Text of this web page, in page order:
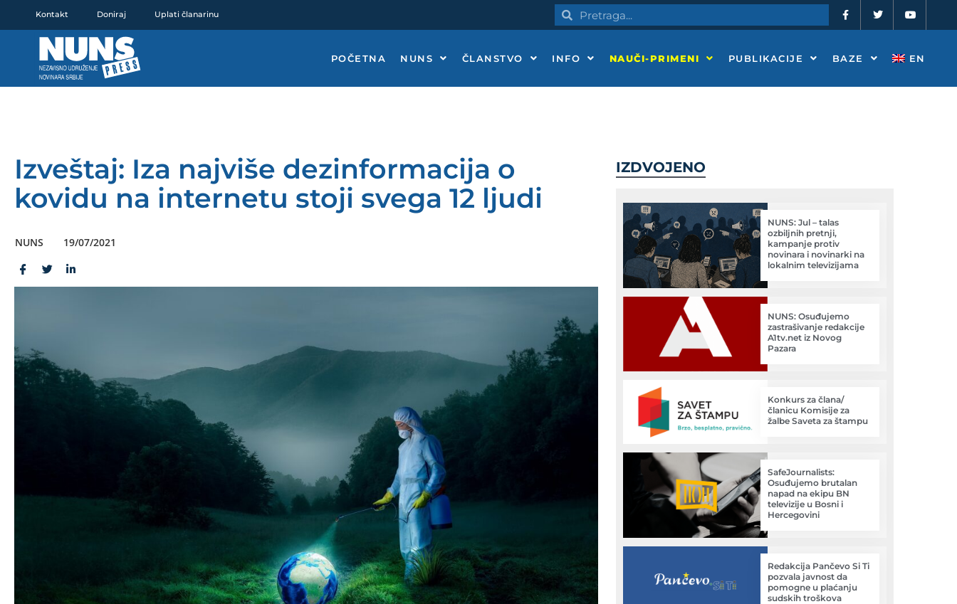
Kontakt Doniraj Uplati članarinu PretragaPretraga a
c
e
o
o
-
w
t
e
o
t
b
e
POČETNA NUNS ČLANSTVO INFO NAUČI-PRIMENI PUBLIKACIJE BAZE EN
Izveštaj: Iza najviše dezinformacija o
kovidu na internetu stoji svega 12 ljudi
NUNS 19/07/2021
IZDVOJENO
NUNS: Jul – talas
ozbiljnih pretnji,
kampanje protiv
novinara i novinarki na
lokalnim televizijama
NUNS: Osuđujemo
zastrašivanje redakcije
A1tv.net iz Novog
Pazara
Konkurs za člana/
članicu Komisije za
žalbe Saveta za štampu
SafeJournalists:
Osuđujemo brutalan
napad na ekipu BN
televizije u Bosni i
Hercegovini
Redakcija Pančevo Si Ti
pozvala javnost da
pomogne u plaćanju
sudskih troškova